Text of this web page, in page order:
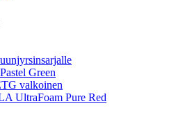
Green
valkoinen
UltraFoam Pure Red